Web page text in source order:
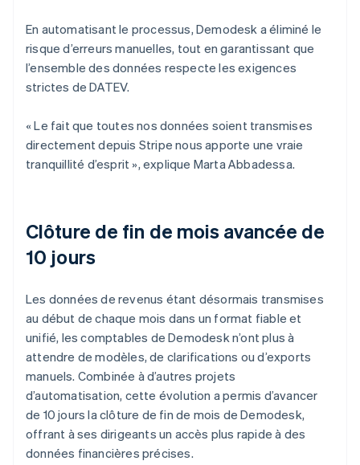
En automatisant le processus, Demodesk a éliminé le
risque d’erreurs manuelles, tout en garantissant que
l’ensemble des données respecte les exigences
strictes de DATEV.
« Le fait que toutes nos données soient transmises
directement depuis Stripe nous apporte une vraie
tranquillité d’esprit », explique Marta Abbadessa.
Clôture de fin de mois avancée de
10 jours
Les données de revenus étant désormais transmises
au début de chaque mois dans un format fiable et
unifié, les comptables de Demodesk n’ont plus à
attendre de modèles, de clarifications ou d’exports
manuels. Combinée à d’autres projets
d’automatisation, cette évolution a permis d’avancer
de 10 jours la clôture de fin de mois de Demodesk,
offrant à ses dirigeants un accès plus rapide à des
données financières précises.